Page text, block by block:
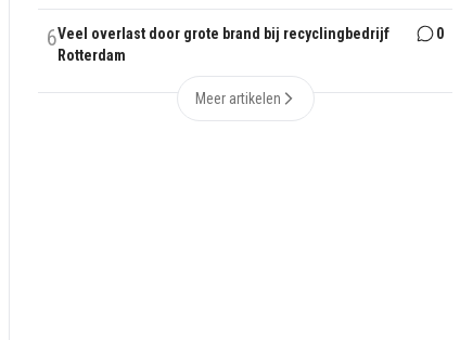
6Veel overlast door grote brand bij recyclingbedrijf
Rotterdam
0
Meer artikelen